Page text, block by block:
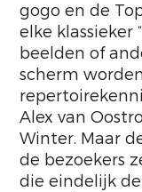
gogo en de
elke klassieker
beelden of
scherm
Alex van
Winter. Maar
de bezoekers
die eindelijk